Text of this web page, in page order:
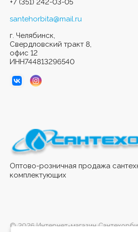
Оптово-розничная продажа
комплектующих
+7 (351) 242-03-05
santehorbita@mail.ru
г. Челябинск,
Свердловский тракт 8,
офис 12
ИНН744813296540
© 2026 Интернет-магазин